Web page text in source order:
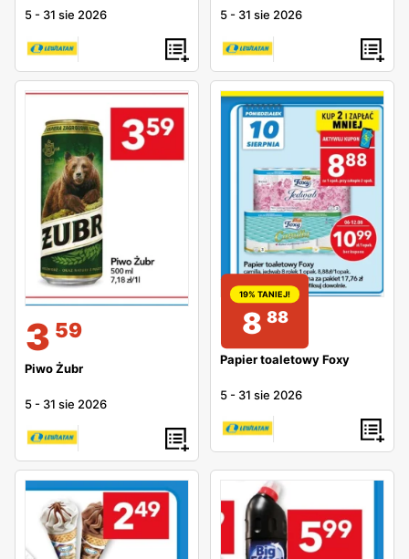
5 - 31 sie 2026 5 - 31 sie 2026
3 59
Piwo Żubr
5 - 31 sie 2026
19% TANIEJ!
8 88
Papier toaletowy Foxy
5 - 31 sie 2026